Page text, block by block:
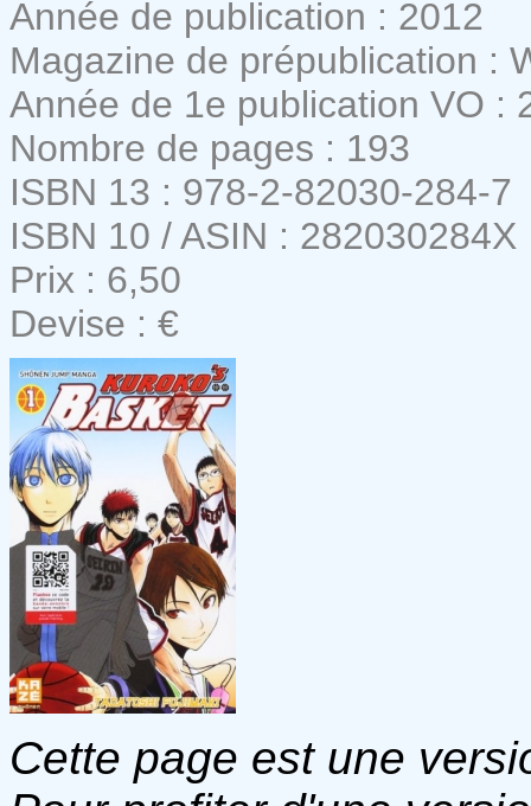
Année de publication : 2012
Magazine de prépublication :
Année de 1e publication VO :
Nombre de pages : 193
ISBN 13 : 978-2-82030-284-7
ISBN 10 / ASIN : 282030284X
Prix : 6,50
Devise : €
Cette page est une